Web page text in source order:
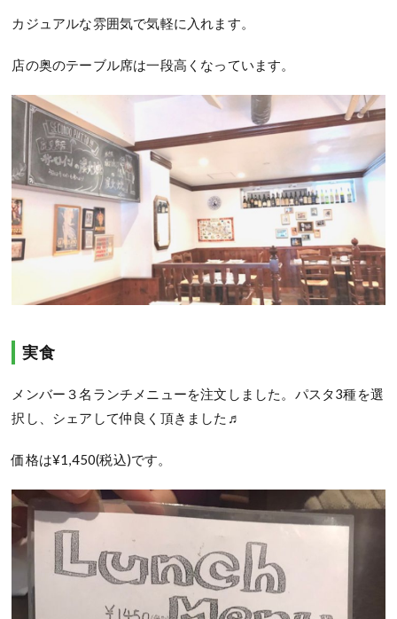
カジュアルな雰囲気で気軽に入れます。
店の奥のテーブル席は一段高くなっています。
実食
メンバー３名ランチメニューを注文しました。パスタ3種を選
択し、シェアして仲良く頂きました♬
価格は¥1,450(税込)です。